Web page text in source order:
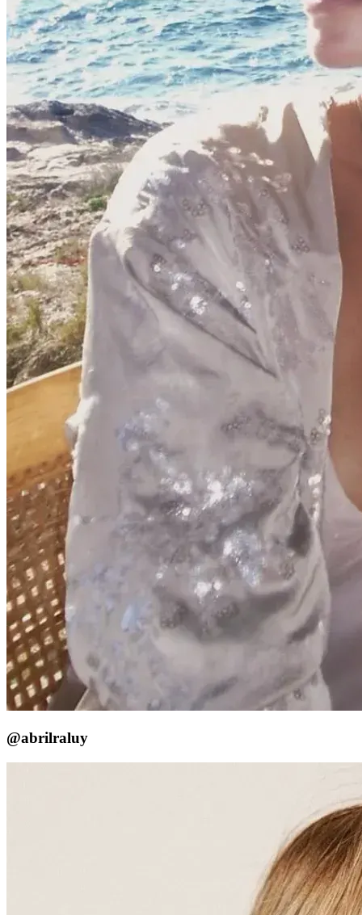
@abrilraluy